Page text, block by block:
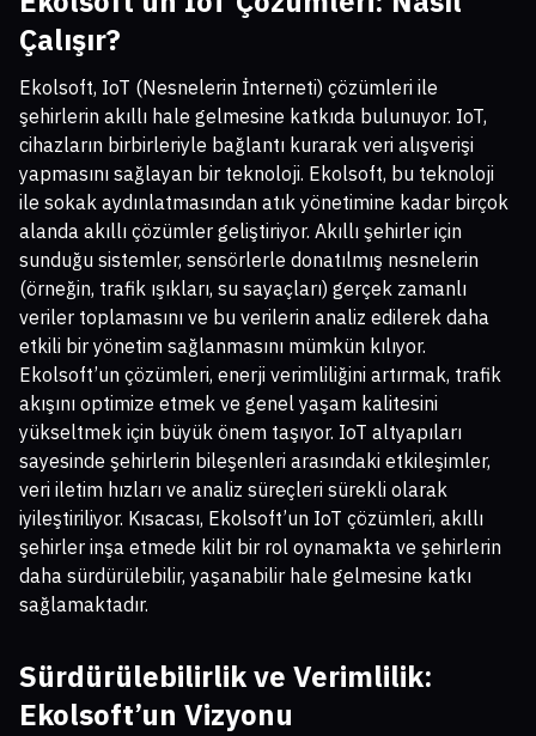
Çalışır?
Ekolsoft, IoT (Nesnelerin İnterneti) çözümleri ile
şehirlerin akıllı hale gelmesine katkıda bulunuyor. IoT,
cihazların birbirleriyle bağlantı kurarak veri alışverişi
yapmasını sağlayan bir teknoloji. Ekolsoft, bu teknoloji
ile sokak aydınlatmasından atık yönetimine kadar birçok
alanda akıllı çözümler geliştiriyor. Akıllı şehirler için
sunduğu sistemler, sensörlerle donatılmış nesnelerin
(örneğin, trafik ışıkları, su sayaçları) gerçek zamanlı
veriler toplamasını ve bu verilerin analiz edilerek daha
etkili bir yönetim sağlanmasını mümkün kılıyor.
Ekolsoft’un çözümleri, enerji verimliliğini artırmak, trafik
akışını optimize etmek ve genel yaşam kalitesini
yükseltmek için büyük önem taşıyor. IoT altyapıları
sayesinde şehirlerin bileşenleri arasındaki etkileşimler,
veri iletim hızları ve analiz süreçleri sürekli olarak
iyileştiriliyor. Kısacası, Ekolsoft’un IoT çözümleri, akıllı
şehirler inşa etmede kilit bir rol oynamakta ve şehirlerin
daha sürdürülebilir, yaşanabilir hale gelmesine katkı
sağlamaktadır.
Sürdürülebilirlik ve Verimlilik:
Ekolsoft’un Vizyonu